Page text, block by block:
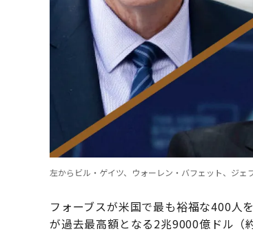
左からビル・ゲイツ、ウォーレン・バフェット、ジェ
フォーブスが米国で最も裕福な400人
が過去最高額となる2兆9000億ドル（